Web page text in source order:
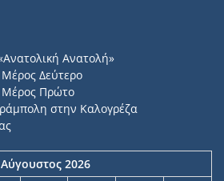
Ανατολή»
Δεύτερο
Πρώτο
στην Καλογρέζα
Αύγουστος 2026